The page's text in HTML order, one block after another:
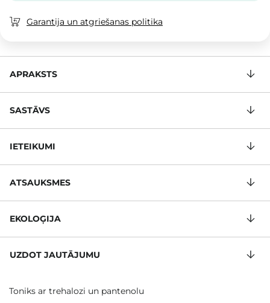
Garantija un atgriešanas politika
APRAKSTS
SASTĀVS
IETEIKUMI
ATSAUKSMES
EKOLOĢIJA
UZDOT JAUTĀJUMU
Toniks ar trehalozi un pantenolu